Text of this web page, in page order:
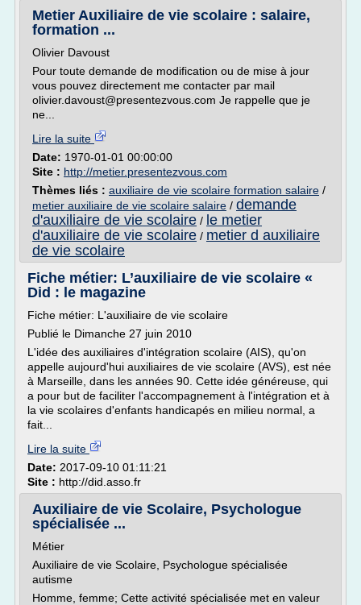
Metier Auxiliaire de vie scolaire : salaire,
formation ...
Olivier Davoust
Pour toute demande de modification ou de mise à jour
vous pouvez directement me contacter par mail
olivier.davoust@presentezvous.com Je rappelle que je
ne...
Lire la suite
Date: 1970-01-01 00:00:00
Site : http://metier.presentezvous.com
Thèmes liés : auxiliaire de vie scolaire formation salaire /
metier auxiliaire de vie scolaire salaire / demande
d'auxiliaire de vie scolaire / le metier
d'auxiliaire de vie scolaire / metier d auxiliaire
de vie scolaire
Fiche métier: L’auxiliaire de vie scolaire «
Did : le magazine
Fiche métier: L'auxiliaire de vie scolaire
Publié le Dimanche 27 juin 2010
L'idée des auxiliaires d'intégration scolaire (AIS), qu'on
appelle aujourd'hui auxiliaires de vie scolaire (AVS), est née
à Marseille, dans les années 90. Cette idée généreuse, qui
a pour but de faciliter l'accompagnement à l'intégration et à
la vie scolaires d'enfants handicapés en milieu normal, a
fait...
Lire la suite
Date: 2017-09-10 01:11:21
Site : http://did.asso.fr
Auxiliaire de vie Scolaire, Psychologue
spécialisée ...
Métier
Auxiliaire de vie Scolaire, Psychologue spécialisée
autisme
Homme, femme; Cette activité spécialisée met en valeur